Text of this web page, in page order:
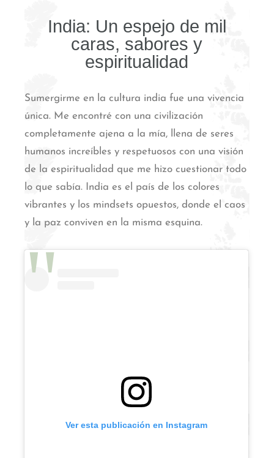
India: Un espejo de mil
caras, sabores y
espiritualidad
Sumergirme en la cultura india fue una vivencia
única. Me encontré con una civilización
completamente ajena a la mía, llena de seres
humanos increíbles y respetuosos con una visión
de la espiritualidad que me hizo cuestionar todo
lo que sabía. India es el país de los colores
vibrantes y los mindsets opuestos, donde el caos
y la paz conviven en la misma esquina.
Ver esta publicación en Instagram